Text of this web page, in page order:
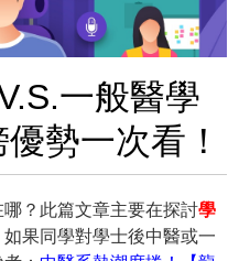
一般醫學
勢一次看！
？此篇文章主要在探討學
如果同學對學士後中醫或一